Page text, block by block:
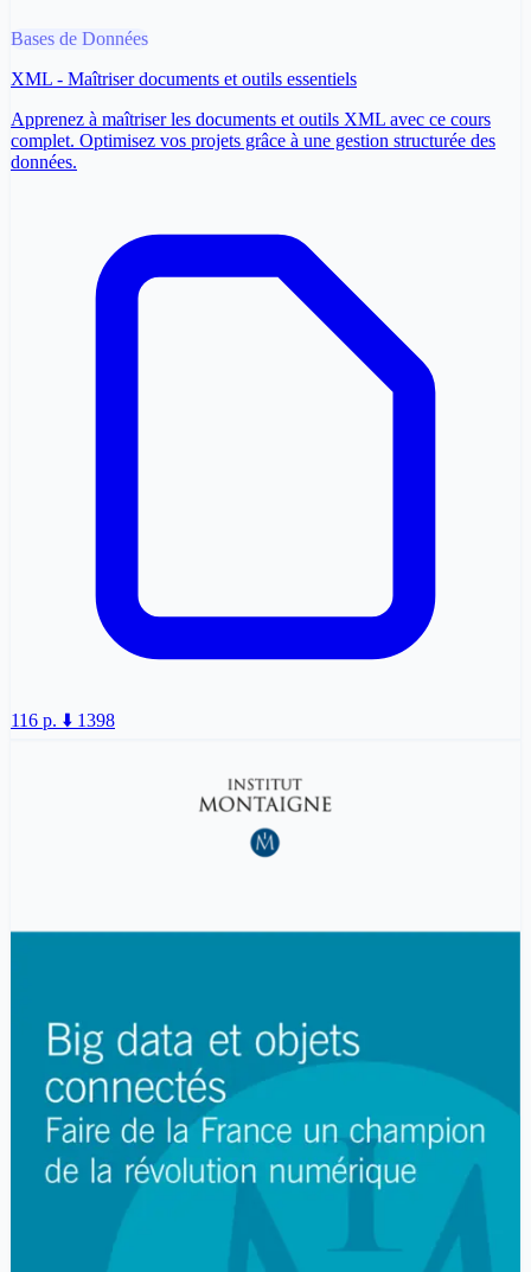
Bases de Données
XML - Maîtriser documents et outils essentiels
Apprenez à maîtriser les documents et outils XML avec ce cours
complet. Optimisez vos projets grâce à une gestion structurée des
données.
116 p. ⬇️ 1398